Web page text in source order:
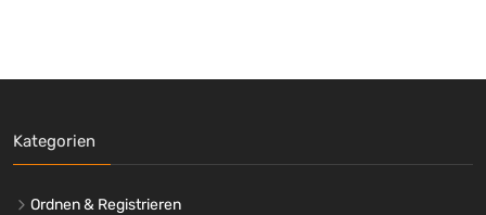
Kategorien
Ordnen & Registrieren